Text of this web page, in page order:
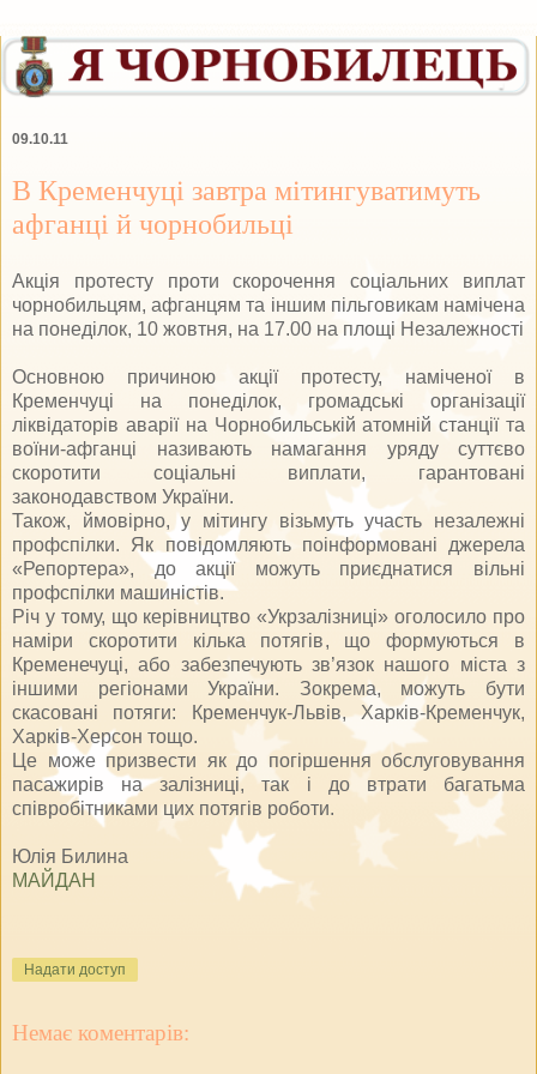
09.10.11
В Кременчуці завтра мітингуватимуть
афганці й чорнобильці
Акція протесту проти скорочення соціальних виплат
чорнобильцям, афганцям та іншим пільговикам намічена
на понеділок, 10 жовтня, на 17.00 на площі Незалежності
Основною причиною акції протесту, наміченої в
Кременчуці на понеділок, громадські організації
ліквідаторів аварії на Чорнобильській атомній станції та
воїни-афганці називають намагання уряду суттєво
скоротити соціальні виплати, гарантовані
законодавством України.
Також, ймовірно, у мітингу візьмуть участь незалежні
профспілки. Як повідомляють поінформовані джерела
«Репортера», до акції можуть приєднатися вільні
профспілки машиністів.
Річ у тому, що керівництво «Укрзалізниці» оголосило про
наміри скоротити кілька потягів, що формуються в
Кременечуці, або забезпечують зв’язок нашого міста з
іншими регіонами України. Зокрема, можуть бути
скасовані потяги: Кременчук-Львів, Харків-Кременчук,
Харків-Херсон тощо.
Це може призвести як до погіршення обслуговування
пасажирів на залізниці, так і до втрати багатьма
співробітниками цих потягів роботи.
Юлія Билина
МАЙДАН
Надати доступ
Немає коментарів: